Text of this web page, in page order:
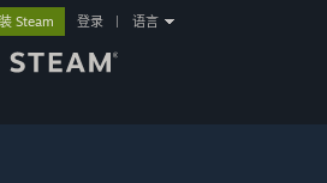
Steam 登录 语言